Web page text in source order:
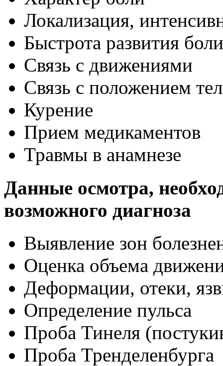
Локализация,
Быстрота развития боли
Связь с движениями
Связь с положением
Курение
Прием медикаментов
Травмы в анамнезе
Данные осмотра,
возможного диагноза
Выявление зон
Оценка объема
Деформации, отеки,
Определение пульса
Проба Тинеля
Проба Тренделенбурга